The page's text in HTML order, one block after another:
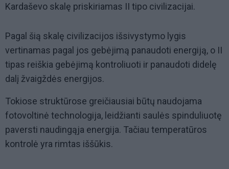
Kardaševo skalę priskiriamas II tipo civilizacijai.
Pagal šią skalę civilizacijos išsivystymo lygis
vertinamas pagal jos gebėjimą panaudoti energiją, o II
tipas reiškia gebėjimą kontroliuoti ir panaudoti didelę
dalį žvaigždės energijos.
Tokiose struktūrose greičiausiai būtų naudojama
fotovoltinė technologija, leidžianti saulės spinduliuotę
paversti naudingąja energija. Tačiau temperatūros
kontrolė yra rimtas iššūkis.